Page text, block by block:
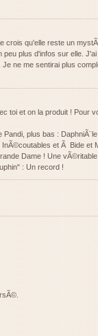
qu'elle reste un
plus d'infos sur elle.
ne me sentirai plus
toi et on la produit ! Pour
plus bas :
et Ã Bide et
Dame ! Une
: Un record !